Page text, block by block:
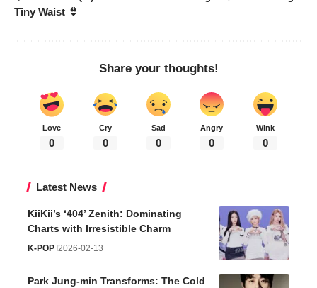
Tiny Waist 👙
Share your thoughts!
Love
0
Cry
0
Sad
0
Angry
0
Wink
0
Latest News
KiiKii’s ‘404’ Zenith: Dominating
Charts with Irresistible Charm
K-POP 2026-02-13
Park Jung-min Transforms: The Cold